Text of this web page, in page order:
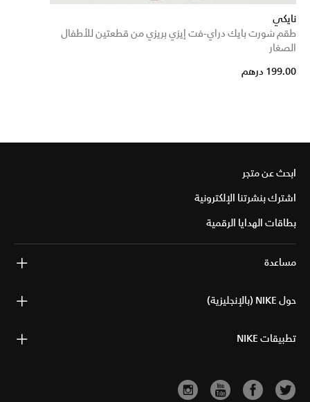
نايكي
طقم شورت بايك دراي-فت إيزي بريزي من قطعتين للأطفال
الصغار
199.00 درهم
ابحث عن متجر
اشترك بنشرتنا الإلكترونية
بطاقات الهدايا الرقمية
مساعدة
حول NIKE (بالإنجليزية)
تطبيقات NIKE